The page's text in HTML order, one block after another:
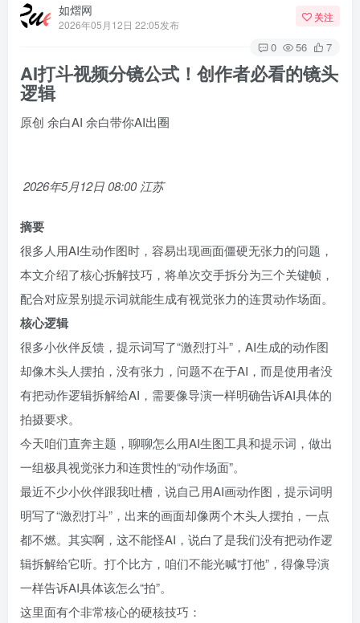
如熠网
2026年05月12日 22:05发布
关注
0 56 7
AI打斗视频分镜公式！创作者必看的镜头
逻辑
原创 余白AI 余白带你AI出圈
2026年5月12日 08:00 江苏
摘要
很多人用AI生动作图时，容易出现画面僵硬无张力的问题，
本文介绍了核心拆解技巧，将单次交手拆分为三个关键帧，
配合对应景别提示词就能生成有视觉张力的连贯动作场面。
核心逻辑
很多小伙伴反馈，提示词写了“激烈打斗”，AI生成的动作图
却像木头人摆拍，没有张力，问题不在于AI，而是使用者没
有把动作逻辑拆解给AI，需要像导演一样明确告诉AI具体的
拍摄要求。
今天咱们直奔主题，聊聊怎么用AI生图工具和提示词，做出
一组极具视觉张力和连贯性的“动作场面”。
最近不少小伙伴跟我吐槽，说自己用AI画动作图，提示词明
明写了“激烈打斗”，出来的画面却像两个木头人摆拍，一点
都不燃。其实啊，这不能怪AI，说白了是我们没有把动作逻
辑拆解给它听。打个比方，咱们不能光喊“打他”，得像导演
一样告诉AI具体该怎么“拍”。
这里面有个非常核心的硬核技巧：